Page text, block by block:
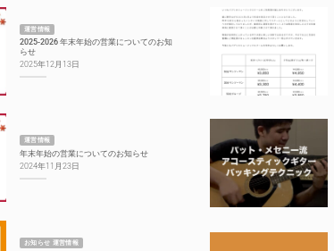
運営情報
2025-2026 年末年始の営業についてのお知
らせ
2025年12月13日
運営情報
年末年始の営業についてのお知らせ
2024年11月23日
お知らせ 運営情報